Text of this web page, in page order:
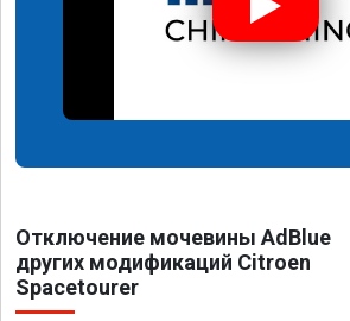
Отключение мочевины AdBlue
других модификаций Citroen
Spacetourer